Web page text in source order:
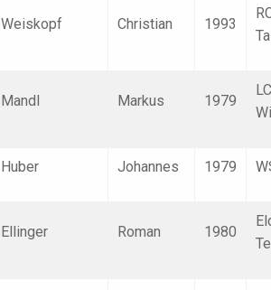
Weiskopf Christian 1993
Mandl Markus 1979
Huber Johannes 1979
Ellinger Roman 1980